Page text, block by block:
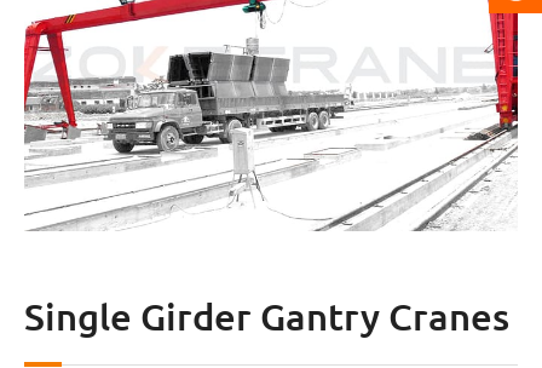
Single Girder Gantry Cranes